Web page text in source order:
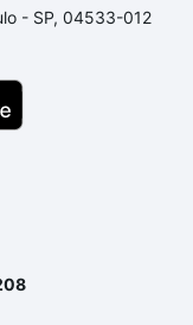
- SP, 04533-012